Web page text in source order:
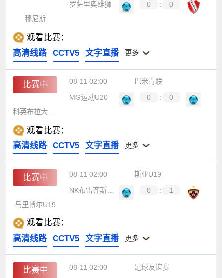
罗萨里奥雄狮
0 :
0
穆尼斯
观看比赛：
高清线路
CCTV5 文字直播 更多
比赛中 08-11 02:00
巴米青联
MG运动U20
0 :
0
观看比赛：
高清线路
CCTV5 文字直播 更多
比赛中 08-11 02:00
斯亚U19
NK布雷齐斯U19
0 :
1
马里博尔U19
观看比赛：
高清线路
CCTV5 文字直播 更多
比赛中 08-11 02:00
足球友谊赛